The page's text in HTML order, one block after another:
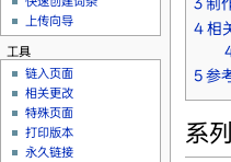
4 相
5 参
系
上传向导
工具
链入页面
相关更改
特殊页面
打印版本
永久链接